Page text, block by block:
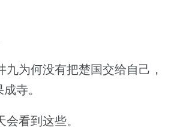
为何没有把楚国交给自己，
寺。
看到这些。